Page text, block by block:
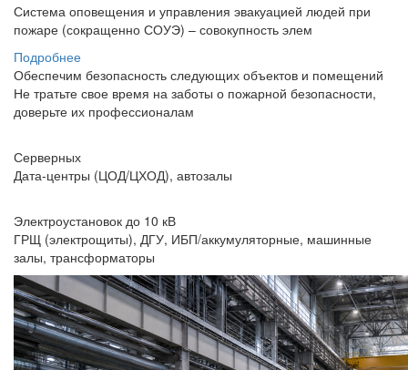
Система оповещения и управления эвакуацией людей при
пожаре (сокращенно СОУЭ) – совокупность элем
Подробнее
Обеспечим безопасность следующих объектов и помещений
Не тратьте свое время на заботы о пожарной безопасности,
доверьте их профессионалам
Серверных
Дата-центры (ЦОД/ЦХОД), автозалы
Электроустановок до 10 кВ
ГРЩ (электрощиты), ДГУ, ИБП/аккумуляторные, машинные
залы, трансформаторы